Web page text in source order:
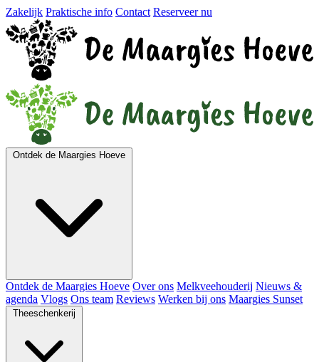
Zakelijk Praktische info Contact Reserveer nu
Ontdek de Maargies Hoeve
Ontdek de Maargies Hoeve Over ons Melkveehouderij Nieuws &
agenda Vlogs Ons team Reviews Werken bij ons Maargies Sunset
Theeschenkerij